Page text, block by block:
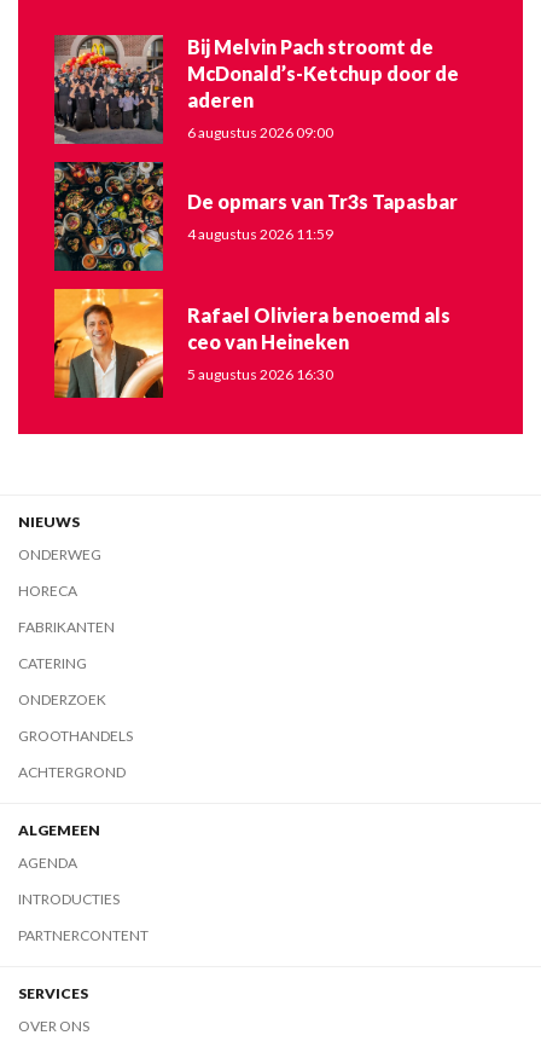
Bij Melvin Pach stroomt de
McDonald’s-Ketchup door de
aderen
6 augustus 2026 09:00
De opmars van Tr3s Tapasbar
4 augustus 2026 11:59
Rafael Oliviera benoemd als
ceo van Heineken
5 augustus 2026 16:30
NIEUWS
ONDERWEG
HORECA
FABRIKANTEN
CATERING
ONDERZOEK
GROOTHANDELS
ACHTERGROND
ALGEMEEN
AGENDA
INTRODUCTIES
PARTNERCONTENT
SERVICES
OVER ONS